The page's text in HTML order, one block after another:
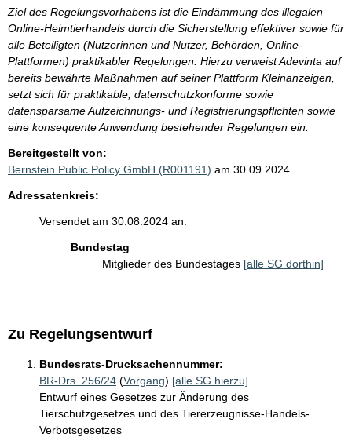
Ziel des Regelungsvorhabens ist die Eindämmung des illegalen
Online-Heimtierhandels durch die Sicherstellung effektiver sowie für
alle Beteiligten (Nutzerinnen und Nutzer, Behörden, Online-
Plattformen) praktikabler Regelungen. Hierzu verweist Adevinta auf
bereits bewährte Maßnahmen auf seiner Plattform Kleinanzeigen,
setzt sich für praktikable, datenschutzkonforme sowie
datensparsame Aufzeichnungs- und Registrierungspflichten sowie
eine konsequente Anwendung bestehender Regelungen ein.
Bereitgestellt von:
Bernstein Public Policy GmbH (R001191) am 30.09.2024
Adressatenkreis:
Versendet am 30.08.2024 an:
Bundestag
Mitglieder des Bundestages [alle SG dorthin]
Zu Regelungsentwurf
Bundesrats-Drucksachennummer:
BR-Drs. 256/24 (Vorgang) [alle SG hierzu]
Entwurf eines Gesetzes zur Änderung des
Tierschutzgesetzes und des Tiererzeugnisse-Handels-
Verbotsgesetzes